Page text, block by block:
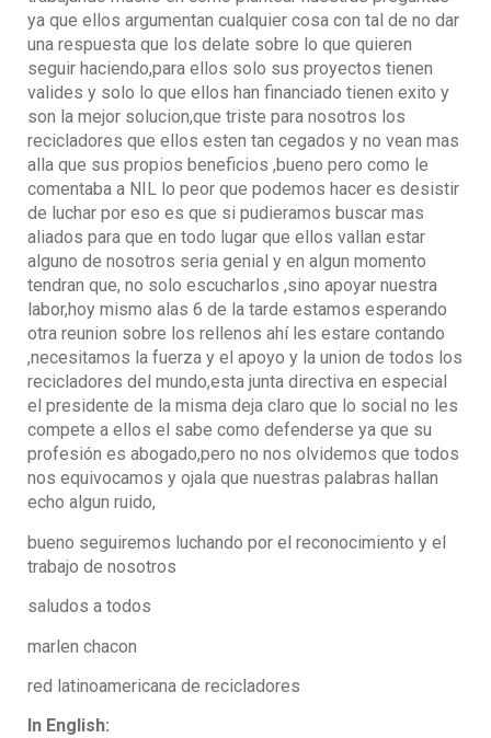
ya que ellos argumentan cualquier cosa con tal de no dar
una respuesta que los delate sobre lo que quieren
seguir haciendo,para ellos solo sus proyectos tienen
valides y solo lo que ellos han financiado tienen exito y
son la mejor solucion,que triste para nosotros los
recicladores que ellos esten tan cegados y no vean mas
alla que sus propios beneficios ,bueno pero como le
comentaba a NIL lo peor que podemos hacer es desistir
de luchar por eso es que si pudieramos buscar mas
aliados para que en todo lugar que ellos vallan estar
alguno de nosotros seria genial y en algun momento
tendran que, no solo escucharlos ,sino apoyar nuestra
labor,hoy mismo alas 6 de la tarde estamos esperando
otra reunion sobre los rellenos ahí les estare contando
,necesitamos la fuerza y el apoyo y la union de todos los
recicladores del mundo,esta junta directiva en especial
el presidente de la misma deja claro que lo social no les
compete a ellos el sabe como defenderse ya que su
profesión es abogado,pero no nos olvidemos que todos
nos equivocamos y ojala que nuestras palabras hallan
echo algun ruido,
bueno seguiremos luchando por el reconocimiento y el
trabajo de nosotros
saludos a todos
marlen chacon
red latinoamericana de recicladores
In English: